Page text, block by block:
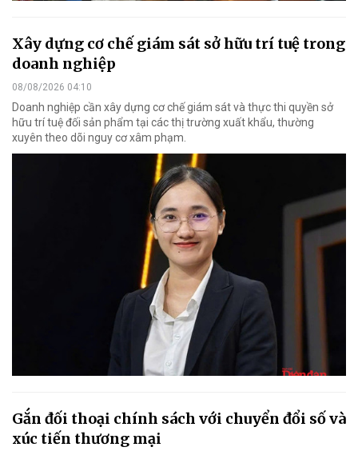
Xây dựng cơ chế giám sát sở hữu trí tuệ trong
doanh nghiệp
08/08/2026 04:10
Doanh nghiệp cần xây dựng cơ chế giám sát và thực thi quyền sở
hữu trí tuệ đối sản phẩm tại các thị trường xuất khẩu, thường
xuyên theo dõi nguy cơ xâm phạm.
Gắn đối thoại chính sách với chuyển đổi số và
xúc tiến thương mại